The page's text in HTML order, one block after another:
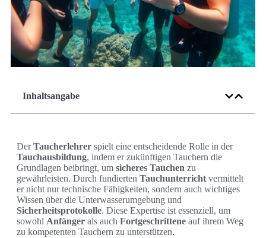
Inhaltsangabe
DerTaucherlehrer spielt eine entscheidende Rolle in der
Tauchausbildung, indem er zukünftigen Tauchern die
Grundlagen beibringt, um sicheres Tauchen zu
gewährleisten. Durch fundierten Tauchunterricht vermittelt
er nicht nur technische Fähigkeiten, sondern auch wichtiges
Wissen über die Unterwasserumgebung und
Sicherheitsprotokolle. Diese Expertise ist essenziell, um
sowohl Anfänger als auch Fortgeschrittene auf ihrem Weg
zu kompetenten Tauchern zu unterstützen.